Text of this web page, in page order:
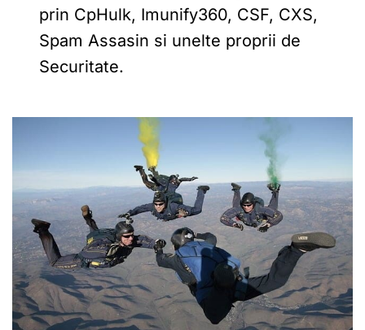
prin CpHulk, Imunify360, CSF, CXS,
Spam Assasin si unelte proprii de
Securitate.